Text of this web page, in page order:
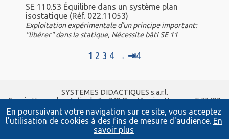
En poursuivant votre navigation sur ce site, vous acceptez
l’utilisation de cookies à des fins de mesure d'audience. En
savoir plus
SE 110.53 Équilibre dans un système plan
isostatique (Réf. 022.11053)
Exploitation expérimentale d'un principe important:
"libérer" dans la statique, Nécessite bâti SE 11
1 2 3 4 → ⇥4
SYSTEMES DIDACTIQUES s.a.r.l.
Savoie Hexapole - Actipole 3 - 242 Rue Maurice Herzog - F 73420
VIVIERS DU LAC
Tel : 04 56 42 80 70| Fax :04 56 42 80 71
xavier.granjon@systemes-didactiques.fr
www.systemes-didactiques.fr